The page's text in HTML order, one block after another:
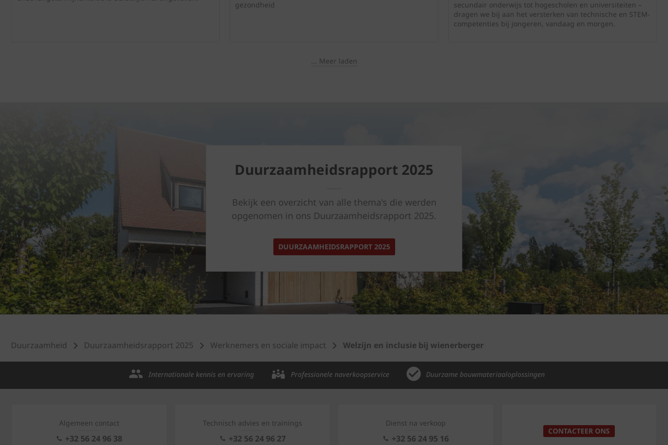
gezondheid
secundair onderwijs tot hogescholen en universiteiten –
dragen we bij aan het versterken van technische en STEM-
competenties bij jongeren, vandaag en morgen.
... Meer laden
Duurzaamheidsrapport 2025
Bekijk een overzicht van alle thema's die werden
opgenomen in ons Duurzaamheidsrapport 2025.
DUURZAAMHEIDSRAPPORT 2025
Duurzaamheid Duurzaamheidsrapport 2025 Werknemers en sociale impact Welzijn en inclusie bij wienerberger
Internationale kennis en ervaring Professionele naverkoopservice Duurzame bouwmateriaaloplossingen
Algemeen contact
+32 56 24 96 38
Technisch advies en trainings
+32 56 24 96 27
Dienst na verkoop
+32 56 24 95 16
CONTACTEER ONS